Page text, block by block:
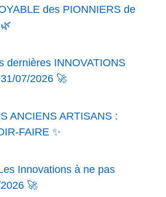
des PIONNIERS de
dernières INNOVATIONS
07/2026 🚀
ANCIENS ARTISANS :
FAIRE ✨
Innovations à ne pas
🚀